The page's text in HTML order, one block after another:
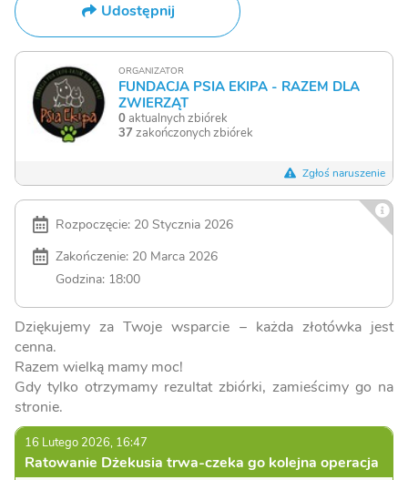
Udostępnij
ORGANIZATOR
FUNDACJA PSIA EKIPA - RAZEM DLA
ZWIERZĄT
0aktualnych zbiórek
37 zakończonych zbiórek
Zgłoś naruszenie
Rozpoczęcie: 20 Stycznia 2026
Zakończenie: 20 Marca 2026
Godzina: 18:00
Dziękujemy za Twoje wsparcie – każda złotówka jest
cenna.
Razem wielką mamy moc!
Gdy tylko otrzymamy rezultat zbiórki, zamieścimy go na
stronie.
16 Lutego 2026, 16:47
Ratowanie Dżekusia trwa-czeka go kolejna operacja